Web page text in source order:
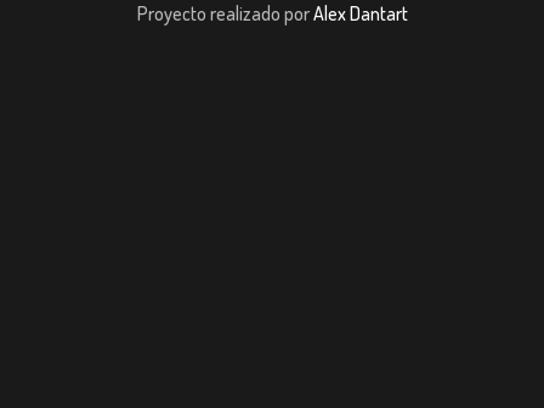
Proyecto realizado porAlex Dantart